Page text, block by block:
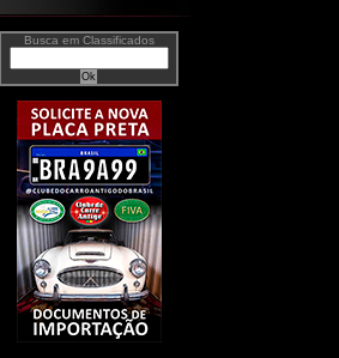
Busca em Classificados